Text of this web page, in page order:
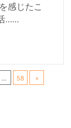
感じたこ
……
… 58 »